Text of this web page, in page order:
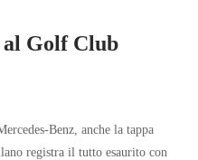
Golf Club
Benz, anche la tappa
registra il tutto esaurito con